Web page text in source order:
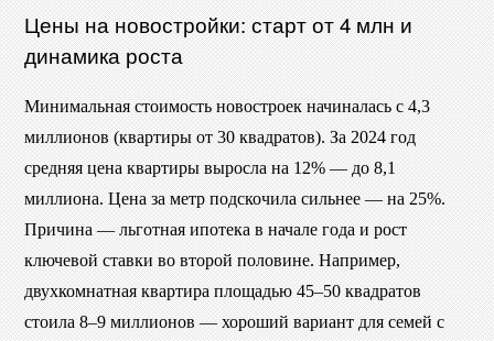
Цены на новостройки: старт от 4 млн и
динамика роста
Минимальная стоимость новостроек начиналась с 4,3
миллионов (квартиры от 30 квадратов). За 2024 год
средняя цена квартиры выросла на 12% — до 8,1
миллиона. Цена за метр подскочила сильнее — на 25%.
Причина — льготная ипотека в начале года и рост
ключевой ставки во второй половине. Например,
двухкомнатная квартира площадью 45–50 квадратов
стоила 8–9 миллионов — хороший вариант для семей с